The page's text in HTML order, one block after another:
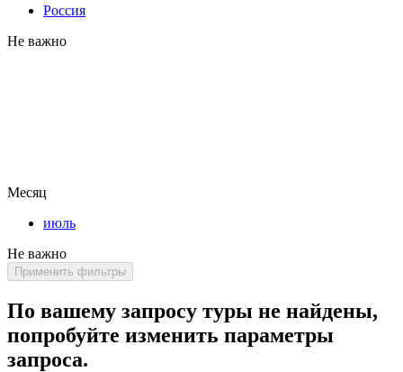
Россия
Не важно
Месяц
июль
Не важно
Применить фильтры
По вашему запросу туры не найдены,
попробуйте изменить параметры
запроса.